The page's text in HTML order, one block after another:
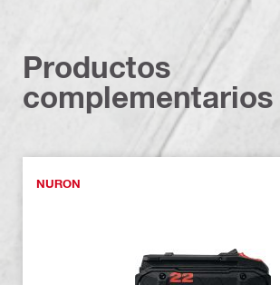
Productos
complementarios
NURON